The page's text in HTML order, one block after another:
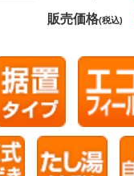
販売価格(税込)